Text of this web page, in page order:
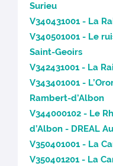
Surieu
V340431001 - La
V340501001 - Le
Saint-Geoirs
V342431001 - La
V343401001 -
Rambert-d’Albon
V344000102 - Le
d’Albon - DREAL
V350401001 - La
V350401201 - La